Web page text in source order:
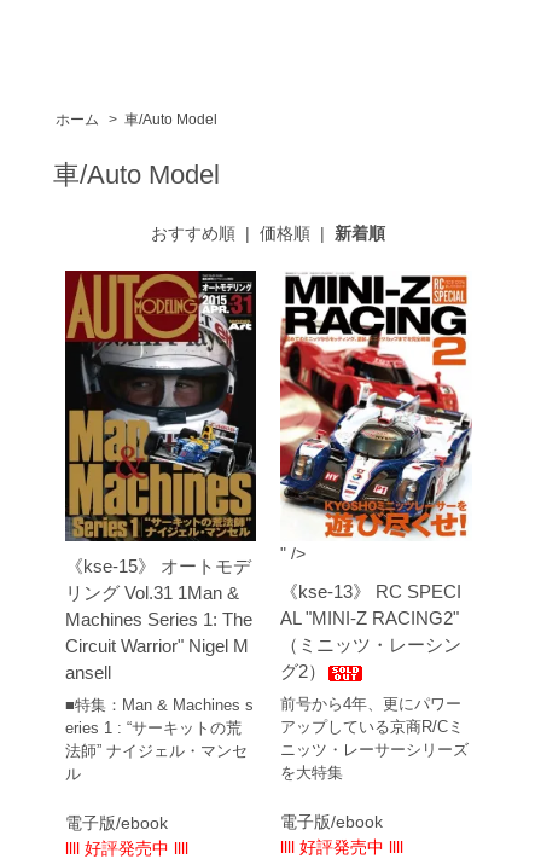
ホーム > 車/Auto Model
車/Auto Model
おすすめ順 |価格順 | 新着順
《kse-15》 オートモデ
リング Vol.31 1Man &
Machines Series 1: The
Circuit Warrior" Nigel M
ansell
■特集：Man & Machines s
eries 1 : “サーキットの荒
法師” ナイジェル・マンセ
ル
電子版/ebook
llll 好評発売中 llll
" />
《kse-13》 RC SPECI
AL "MINI-Z RACING2"
（ミニッツ・レーシン
グ2）
前号から4年、更にパワー
アップしている京商R/Cミ
ニッツ・レーサーシリーズ
を大特集
電子版/ebook
llll 好評発売中 llll